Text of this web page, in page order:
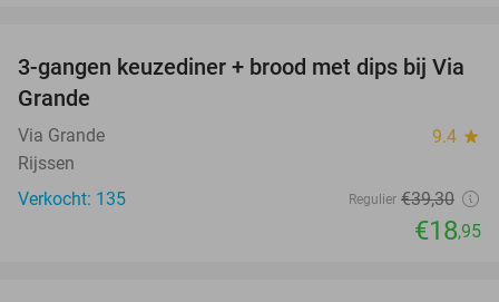
52%
3-gangen keuzediner + brood met dips bij Via
Grande
Via Grande 9.4 star
Rijssen
Verkocht: 135
Regulier €39,30
€18,95